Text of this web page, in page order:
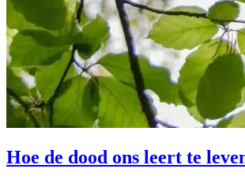
Hoe de dood ons leert te